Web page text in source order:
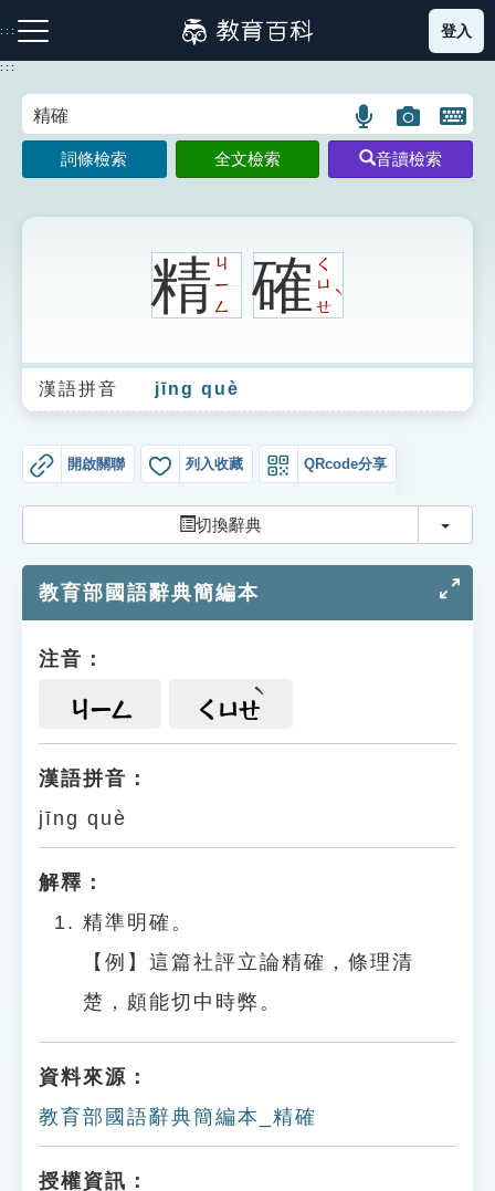
到
主
:::
注音索引圖示 筆畫索引圖示 部首索引表圖示
生字詞彙表
成語故事
索引選單
單字索引
遊戲專區
貓頭鷹博士
登入
:::
語
言
搜
圖
片
搜
開
鍵
圖
詞條檢索 全文檢索 音讀檢索
精ㄐ
ㄧ
ㄥ
確ㄑ
ㄩ
ㄝ
ˋ
漢語拼音 jīng què
開啟關聯 列入收藏 QRcode分享
切換辭典 切換
教育部國語辭典簡編本
注音：
ㄐㄧㄥ ㄑㄩㄝ
漢語拼音：
jīng què
解釋：
精準明確。
【例】這篇社評立論精確，條理清
楚，頗能切中時弊。
資料來源：
教育部國語辭典簡編本_精確
授權資訊：